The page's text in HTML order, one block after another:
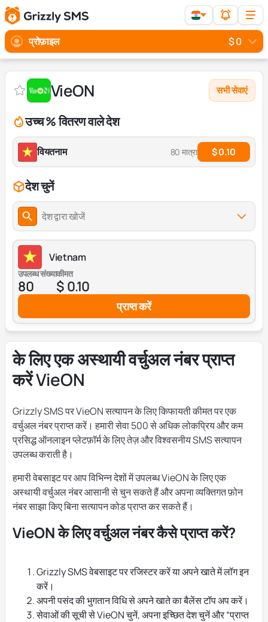
प्रोफ़ाइल $ 0
VieON सभी सेवाएं
उच्च % वितरण वाले देश
वियतनाम 80 मात्रा $ 0.10
देश चुनें
देश द्वारा खोजें
Vietnam
उपलब्ध संख्या
80
कीमत
$ 0.10
प्राप्त करें
के लिए एक अस्थायी वर्चुअल नंबर प्राप्त
करें VieON
Grizzly SMS पर VieON सत्यापन के लिए किफायती कीमत पर एक
वर्चुअल नंबर प्राप्त करें। हमारी सेवा 500 से अधिक लोकप्रिय और कम
प्रसिद्ध ऑनलाइन प्लेटफ़ॉर्म के लिए तेज़ और विश्वसनीय SMS सत्यापन
उपलब्ध कराती है।
हमारी वेबसाइट पर आप विभिन्न देशों में उपलब्ध VieON के लिए एक
अस्थायी वर्चुअल नंबर आसानी से चुन सकते हैं और अपना व्यक्तिगत फ़ोन
नंबर साझा किए बिना सत्यापन कोड प्राप्त कर सकते हैं।
VieON के लिए वर्चुअल नंबर कैसे प्राप्त करें?
Grizzly SMS वेबसाइट पर रजिस्टर करें या अपने खाते में लॉग इन
करें।
अपनी पसंद की भुगतान विधि से अपने खाते का बैलेंस टॉप अप करें।
सेवाओं की सूची से VieON चुनें, अपना इच्छित देश चुनें और “प्राप्त